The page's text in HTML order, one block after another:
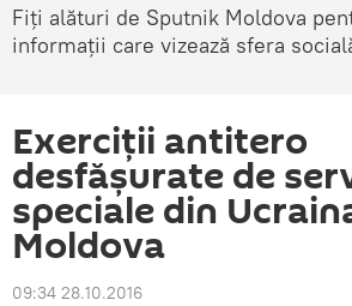
Fiți alături de Sputnik Moldova
informații care vizează sfera
Exerciții antitero
desfăşurate de
speciale din
Moldova
09:34 28.10.2016